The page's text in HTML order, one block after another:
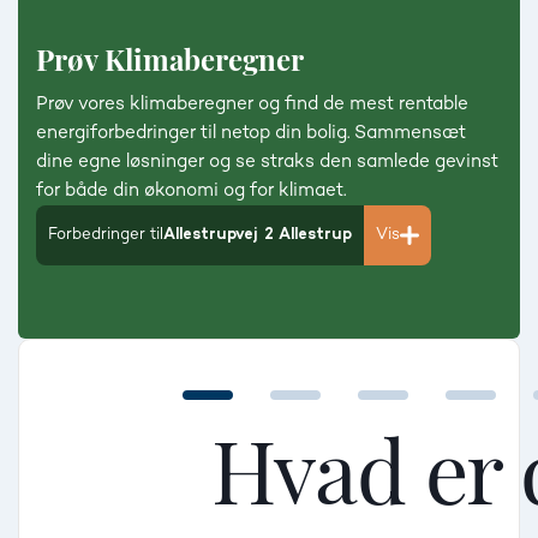
Prøv Klimaberegner
Prøv vores klimaberegner og find de mest rentable
energiforbedringer til netop din bolig. Sammensæt
dine egne løsninger og se straks den samlede gevinst
for både din økonomi og for klimaet.
Forbedringer til Allestrupvej 2 Allestrup Vis
Hvad er